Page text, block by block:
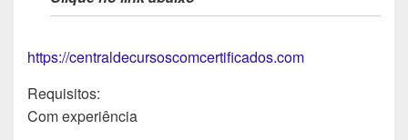
https://centraldecursoscomcertificados.com
Requisitos:
Com experiência